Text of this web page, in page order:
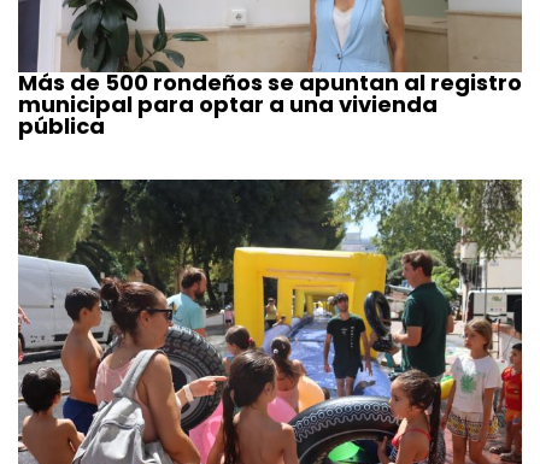
Más de 500 rondeños se apuntan al registro
municipal para optar a una vivienda
pública